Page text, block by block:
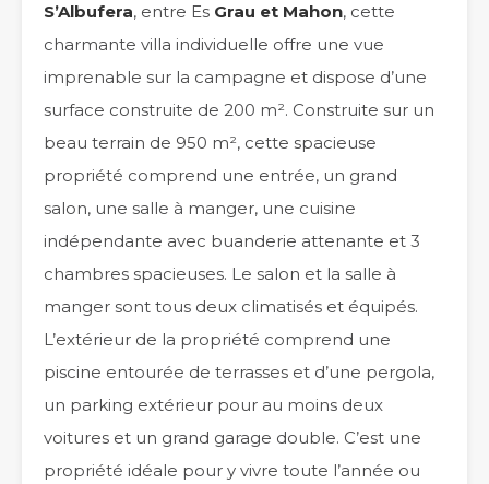
S’Albufera, entre Es Grau et Mahon, cette
charmante villa individuelle offre une vue
imprenable sur la campagne et dispose d’une
surface construite de 200 m². Construite sur un
beau terrain de 950 m², cette spacieuse
propriété comprend une entrée, un grand
salon, une salle à manger, une cuisine
indépendante avec buanderie attenante et 3
chambres spacieuses. Le salon et la salle à
manger sont tous deux climatisés et équipés.
L’extérieur de la propriété comprend une
piscine entourée de terrasses et d’une pergola,
un parking extérieur pour au moins deux
voitures et un grand garage double. C’est une
propriété idéale pour y vivre toute l’année ou